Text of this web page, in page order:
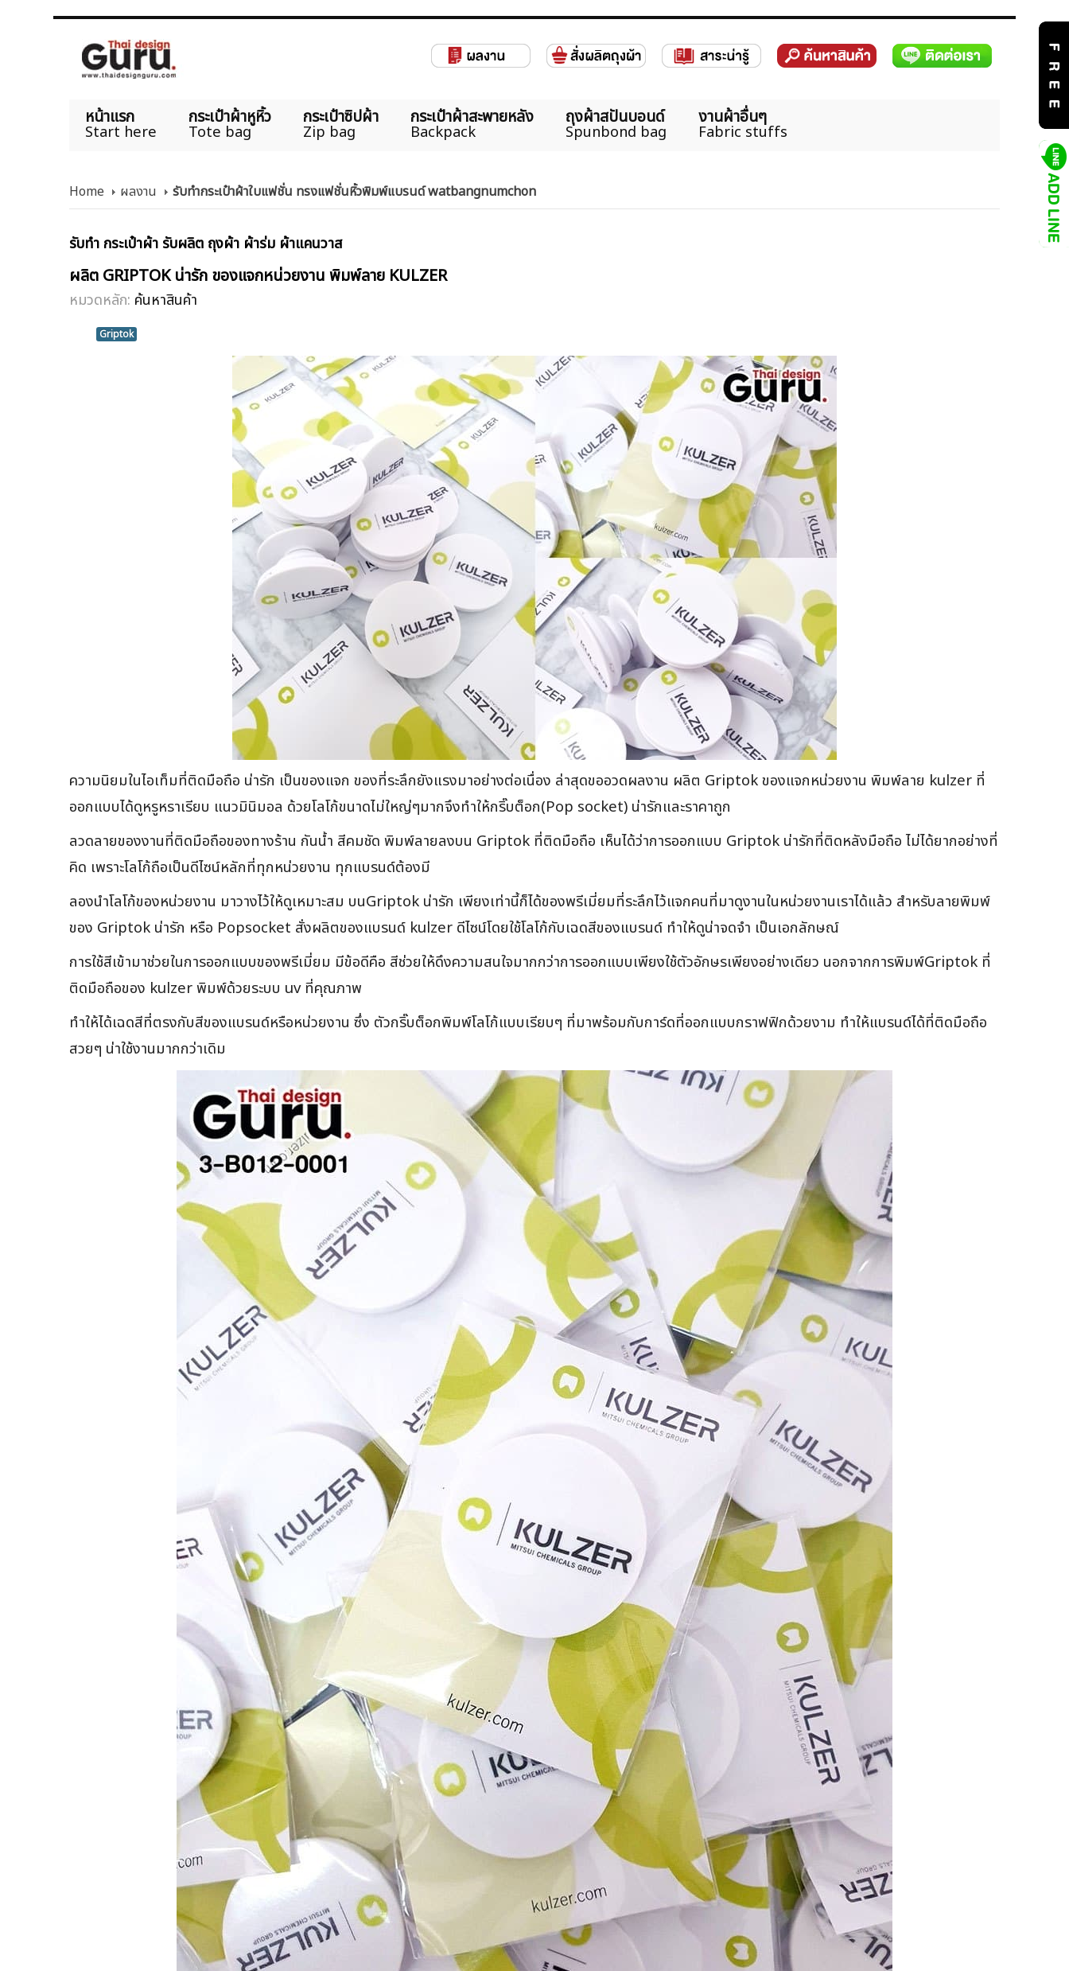
หน้าแรก
Start here
กระเป๋าผ้าหูหิ้ว
Tote bag
กระเป๋าซิปผ้า
Zip bag
กระเป๋าผ้าสะพายหลัง
Backpack
ถุงผ้าสปันบอนด์
Spunbond bag
งานผ้าอื่นๆ
Fabric stuffs
Home ผลงาน รับทำกระเป๋าผ้าใบแฟชั่น ทรงแฟชั่นหิ้วพิมพ์แบรนด์ watbangnumchon
รับทำ กระเป๋าผ้า รับผลิต ถุงผ้า ผ้าร่ม ผ้าแคนวาส
ผลิต GRIPTOK น่ารัก ของแจกหน่วยงาน พิมพ์ลาย KULZER
หมวดหลัก: ค้นหาสินค้า
Griptok
ความนิยมในไอเท็มที่ติดมือถือ น่ารัก เป็นของแจก ของที่ระลึกยังแรงมาอย่างต่อเนื่อง ล่าสุดขออวดผลงาน ผลิต Griptok ของแจกหน่วยงาน พิมพ์ลาย kulzer ที่
ออกแบบได้ดูหรูหราเรียบ แนวมินิมอล ด้วยโลโก้ขนาดไม่ใหญ่ๆมากจึงทำให้กริ๊บต็อก(Pop socket) น่ารักและราคาถูก
ลวดลายของงานที่ติดมือถือของทางร้าน กันน้ำ สีคมชัด พิมพ์ลายลงบน Griptok ที่ติดมือถือ เห็นได้ว่าการออกแบบ Griptok น่ารักที่ติดหลังมือถือ ไม่ได้ยากอย่างที่
คิด เพราะโลโก้ถือเป็นดีไซน์หลักที่ทุกหน่วยงาน ทุกแบรนด์ต้องมี
ลองนำโลโก้ของหน่วยงาน มาวางไว้ให้ดูเหมาะสม บนGriptok น่ารัก เพียงเท่านี้ก็ได้ของพรีเมี่ยมที่ระลึกไว้แจกคนที่มาดูงานในหน่วยงานเราได้แล้ว สำหรับลายพิมพ์
ของ Griptok น่ารัก หรือ Popsocket สั่งผลิตของแบรนด์ kulzer ดีไซน์โดยใช้โลโก้กับเฉดสีของแบรนด์ ทำให้ดูน่าจดจำ เป็นเอกลักษณ์
การใช้สีเข้ามาช่วยในการออกแบบของพรีเมี่ยม มีข้อดีคือ สีช่วยให้ดึงความสนใจมากกว่าการออกแบบเพียงใช้ตัวอักษรเพียงอย่างเดียว นอกจากการพิมพ์Griptok ที่
ติดมือถือของ kulzer พิมพ์ด้วยระบบ uv ที่คุณภาพ
ทำให้ได้เฉดสีที่ตรงกับสีของแบรนด์หรือหน่วยงาน ซึ่ง ตัวกริ๊บต็อกพิมพ์โลโก้แบบเรียบๆ ที่มาพร้อมกับการ์ดที่ออกแบบกราฟฟิกด้วยงาม ทำให้แบรนด์ได้ที่ติดมือถือ
สวยๆ น่าใช้งานมากกว่าเดิม